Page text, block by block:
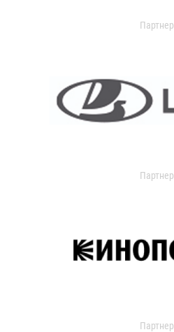
Партнер
Партнер
Партнер